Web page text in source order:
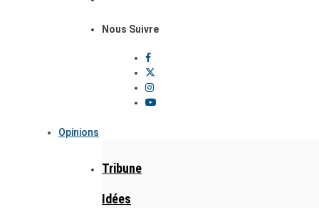
Nous Suivre
Opinions
Tribune
Idées